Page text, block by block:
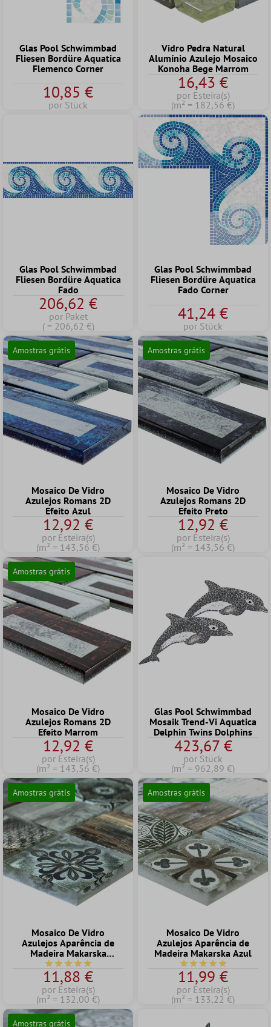
Glas Pool Schwimmbad
Fliesen Bordüre Aquatica
Flemenco Corner
10,85 €
por Stück
Vidro Pedra Natural
Alumínio Azulejo Mosaico
Konoha Bege Marrom
16,43 €
por Esteira(s)
(m² = 182,56 €)
Glas Pool Schwimmbad
Fliesen Bordüre Aquatica
Fado
206,62 €
por Paket
( = 206,62 €)
Glas Pool Schwimmbad
Fliesen Bordüre Aquatica
Fado Corner
41,24 €
por Stück
Amostras grátis
Mosaico De Vidro
Azulejos Romans 2D
Efeito Azul
12,92 €
por Esteira(s)
(m² = 143,56 €)
Amostras grátis
Mosaico De Vidro
Azulejos Romans 2D
Efeito Preto
12,92 €
por Esteira(s)
(m² = 143,56 €)
Amostras grátis
Mosaico De Vidro
Azulejos Romans 2D
Efeito Marrom
12,92 €
por Esteira(s)
(m² = 143,56 €)
Glas Pool Schwimmbad
Mosaik Trend-Vi Aquatica
Delphin Twins Dolphins
423,67 €
por Stück
(m² = 962,89 €)
Amostras grátis
Mosaico De Vidro
Azulejos Aparência de
Madeira Makarska
Marrom Verde
Classificação média de 5 de 5 estrelas
11,88 €
por Esteira(s)
(m² = 132,00 €)
Amostras grátis
Mosaico De Vidro
Azulejos Aparência de
Madeira Makarska Azul
Classificação média
11,99 €
por Esteira(s)
(m² = 133,22 €)
Amostras grátis